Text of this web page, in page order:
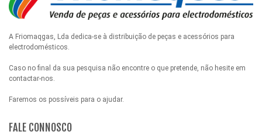
A Friomaqgas, Lda dedica-se à distribuição de peças e acessórios para
electrodomésticos.
Caso no final da sua pesquisa não encontre o que pretende, não hesite em
contactar-nos.
Faremos os possíveis para o ajudar.
FALE CONNOSCO